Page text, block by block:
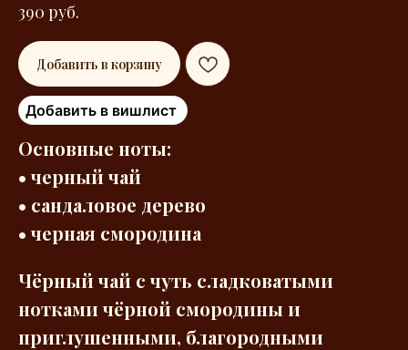
390 руб.
Добавить в корзину
Добавить в вишлист
Основные ноты:
• черный чай
• сандаловое дерево
• черная смородина
Чёрный чай с чуть сладковатыми
нотками чёрной смородины и
приглушенными, благородными